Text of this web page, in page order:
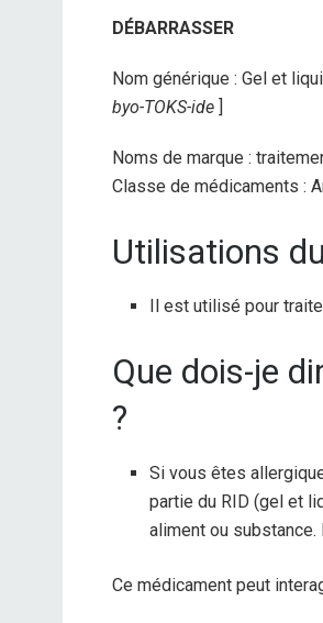
DÉBARRASSER
Nom générique : Gel et
byo-TOKS-ide ]
Noms de marque :
Classe de médicaments :
Utilisations
Il est utilisé pour
Que dois-je
?
Si vous êtes
partie du RID (gel et
aliment ou
Ce médicament peut